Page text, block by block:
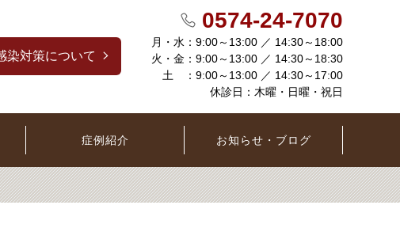
染対策について
0574-24-7070
月・水：9:00～13:00 ／ 14:30～18:00
火・金：9:00～13:00 ／ 14:30～18:30
土 ：9:00～13:00 ／ 14:30～17:00
休診日：木曜・日曜・祝日
症例紹介 お知らせ・ブログ